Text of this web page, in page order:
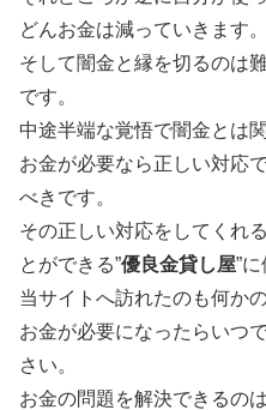
どんお金は減っていきます。
そして闇金と縁を切るのは
です。
中途半端な覚悟で闇金とは
お金が必要なら正しい対応
べきです。
その正しい対応をしてくれ
とができる”優良金貸し屋”
当サイトへ訪れたのも何かの
お金が必要になったらいつ
さい。
お金の問題を解決できるの